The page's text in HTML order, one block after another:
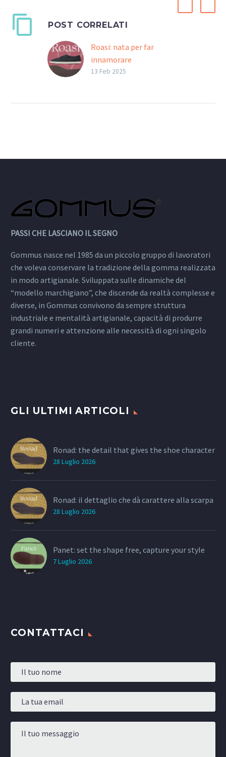
POST CORRELATI
Roasi: nata per far
innamorare
Roasi è l’ultima suola
13 Feb 2025
PASSI CHE LASCIANO IL SEGNO
Gommus nasce nel 1985 da un piccolo gruppo di lavoratori
che voleva conservare la tradizione della gomma realizzata
in modo artigianale. Sviluppata sulle dinamiche del
“modello marchigiano”, che discende da realtà complesse e
diverse, in Gommus convivono da sempre struttura
industriale e mentalità artigianale, capacità di produrre
grandi numeri e attenzione alle necessità di ogni singolo
cliente.
GLI ULTIMI ARTICOLI
Ronad: the detail that gives the shoe character
28 Luglio 2026
Ronad: il dettaglio che dà carattere alla scarpa
28 Luglio 2026
Panet: set the shape free, capture your style
7 Luglio 2026
CONTATTACI